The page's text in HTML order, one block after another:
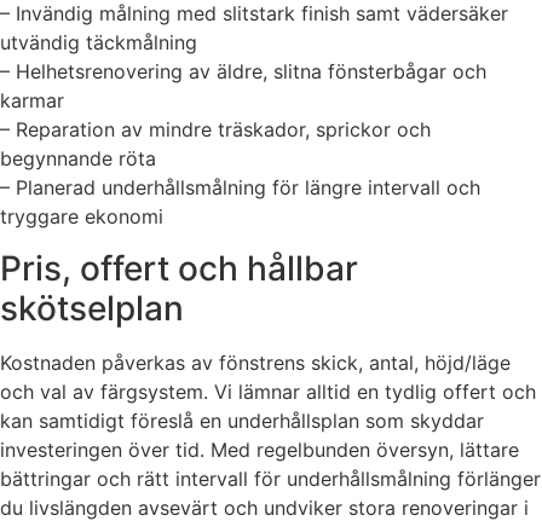
– Invändig målning med slitstark finish samt vädersäker
utvändig täckmålning
– Helhetsrenovering av äldre, slitna fönsterbågar och
karmar
– Reparation av mindre träskador, sprickor och
begynnande röta
– Planerad underhållsmålning för längre intervall och
tryggare ekonomi
Pris, offert och hållbar
skötselplan
Kostnaden påverkas av fönstrens skick, antal, höjd/läge
och val av färgsystem. Vi lämnar alltid en tydlig offert och
kan samtidigt föreslå en underhållsplan som skyddar
investeringen över tid. Med regelbunden översyn, lättare
bättringar och rätt intervall för underhållsmålning förlänger
du livslängden avsevärt och undviker stora renoveringar i